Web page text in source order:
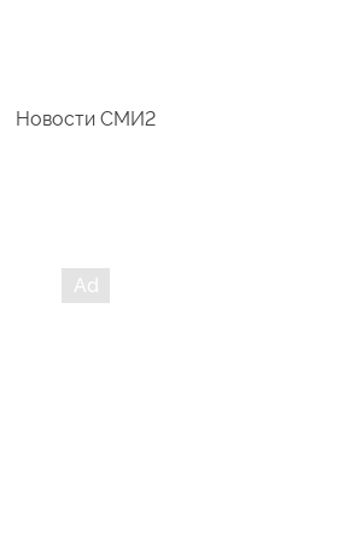
Новости СМИ2